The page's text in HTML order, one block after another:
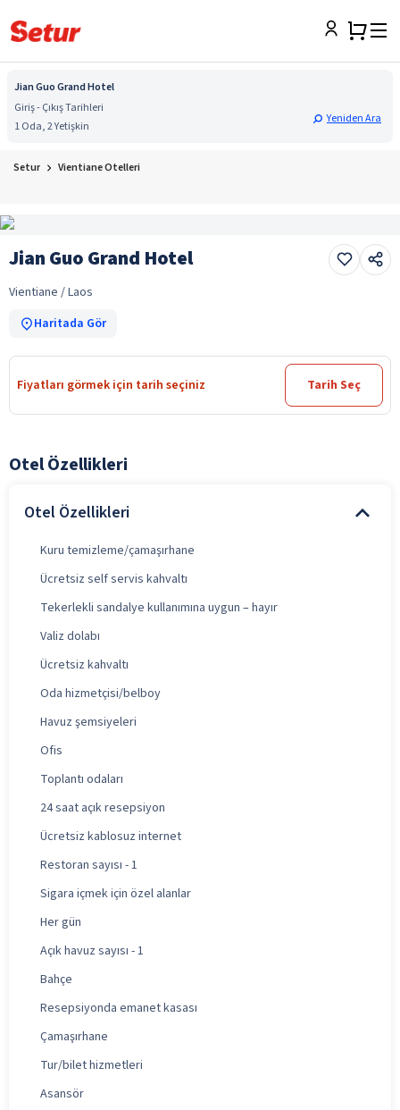
Jian Guo Grand Hotel
Giriş - Çıkış Tarihleri
1 Oda, 2 Yetişkin
Yeniden Ara
Setur Vientiane Otelleri
Jian Guo Grand Hotel
Vientiane / Laos
Haritada Gör
Fiyatları görmek için tarih seçiniz Tarih Seç
Otel Özellikleri
Otel Özellikleri
Kuru temizleme/çamaşırhane
Ücretsiz self servis kahvaltı
Tekerlekli sandalye kullanımına uygun – hayır
Valiz dolabı
Ücretsiz kahvaltı
Oda hizmetçisi/belboy
Havuz şemsiyeleri
Ofis
Toplantı odaları
24 saat açık resepsiyon
Ücretsiz kablosuz internet
Restoran sayısı - 1
Sigara içmek için özel alanlar
Her gün
Açık havuz sayısı - 1
Bahçe
Resepsiyonda emanet kasası
Çamaşırhane
Tur/bilet hizmetleri
Asansör